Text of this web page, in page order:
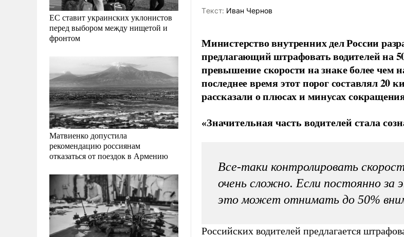
ЕС ставит украинских уклонистов
перед выбором между нищетой и
фронтом
Матвиенко допустила
рекомендацию россиянам
отказаться от поездок в Армению
Tекст: Иван Чернов
Министерство внутренних дел России
предлагающий штрафовать водителей на
превышение скорости на знаке более чем
последнее время этот порог составлял 20
рассказали о плюсах и минусах
«Значительная часть водителей стала
Все-таки контролировать
очень сложно. Если постоянно за
это может отнимать до 50%
Российских водителей предлагается